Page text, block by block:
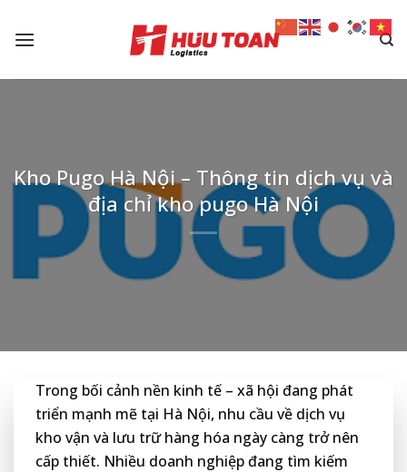
Kho Pugo Hà Nội – Thông tin dịch vụ và
địa chỉ kho pugo Hà Nội
Trong bối cảnh nền kinh tế – xã hội đang phát
triển mạnh mẽ tại Hà Nội, nhu cầu về dịch vụ
kho vận và lưu trữ hàng hóa ngày càng trở nên
cấp thiết. Nhiều doanh nghiệp đang tìm kiếm